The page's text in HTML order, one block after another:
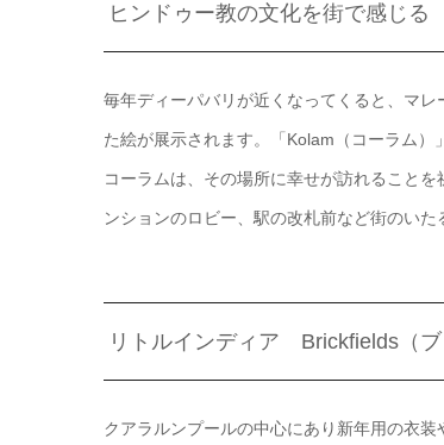
ヒンドゥー教の文化を街で感じる
毎年ディーパバリが近くなってくると、マ
た絵が展示されます。「Kolam（コーラム）
コーラムは、その場所に幸せが訪れること
ンションのロビー、駅の改札前など街のいた
リトルインディア Brickfields（ブ
クアラルンプールの中心にあり新年用の衣